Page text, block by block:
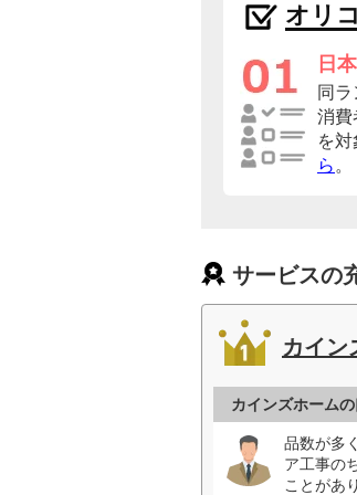
オリ
日
同
消費
を
ら 。
サービスの
カイン
カインズホーム
品数が多
ア工事の
ことがあ